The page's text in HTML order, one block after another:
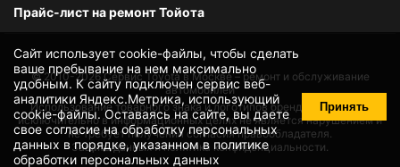
Сайт использует cookie-файлы, чтобы сделать
ваше пребывание на нем максимально
удобным. К cайту подключен сервис веб-
аналитики Яндекс.Метрика, использующий
cookie-файлы. Оставаясь на сайте, вы даете
своесогласие на обработку персональных
данных в порядке, указанном в политике
обработки персональных данных
Принять
Прайс-лист на ремонт Тойота
© 2010-2026Сервис Toyota в Москве – ремонт и обслуживание
автомобилей
Использование товарного знака и логотипов бренда происходит
исключительно в информационных целях не является нарушением и
не требует получения согласия правообладателя.
Защита данных и политика конфиденциальности.